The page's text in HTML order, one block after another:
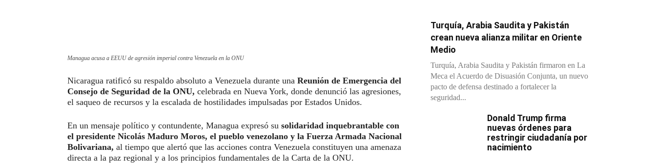
Managua acusa a EEUU de agresión imperial contra Venezuela en la ONU
Nicaragua ratificó su respaldo absoluto a Venezuela durante una Reunión de Emergencia del
Consejo de Seguridad de la ONU, celebrada en Nueva York, donde denunció las agresiones,
el saqueo de recursos y la escalada de hostilidades impulsadas por Estados Unidos.
En un mensaje político y contundente, Managua expresó su solidaridad inquebrantable con
el presidente Nicolás Maduro Moros, el pueblo venezolano y la Fuerza Armada Nacional
Bolivariana, al tiempo que alertó que las acciones contra Venezuela constituyen una amenaza
directa a la paz regional y a los principios fundamentales de la Carta de la ONU.
Turquía, Arabia Saudita y Pakistán
crean nueva alianza militar en Oriente
Medio
Turquía, Arabia Saudita y Pakistán firmaron en La
Meca el Acuerdo de Disuasión Conjunta, un nuevo
pacto de defensa destinado a fortalecer la
seguridad...
Donald Trump firma
nuevas órdenes para
restringir ciudadanía por
nacimiento